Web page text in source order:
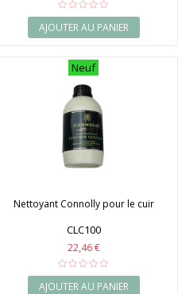
AJOUTER AU PANIER
Neuf
Nettoyant Connolly pour le cuir
CLC100
22,46 €
AJOUTER AU PANIER